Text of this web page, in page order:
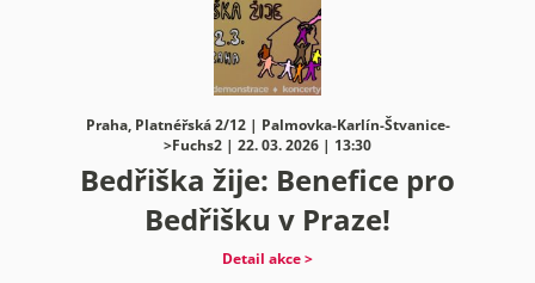
Praha, Platnéřská 2/12 | Palmovka-Karlín-Štvanice-
>Fuchs2 | 22. 03. 2026 | 13:30
Bedřiška žije: Benefice pro
Bedřišku v Praze!
Detail akce >